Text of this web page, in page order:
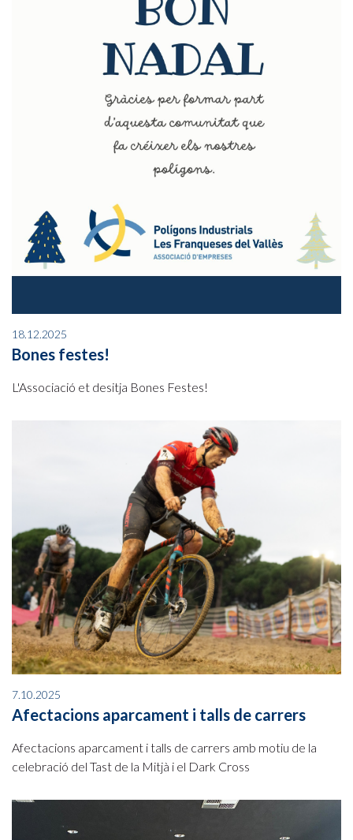
18.12.2025
Bones festes!
L'Associació et desitja Bones Festes!
7.10.2025
Afectacions aparcament i talls de carrers
Afectacions aparcament i talls de carrers amb motiu de la
celebració del Tast de la Mitjà i el Dark Cross